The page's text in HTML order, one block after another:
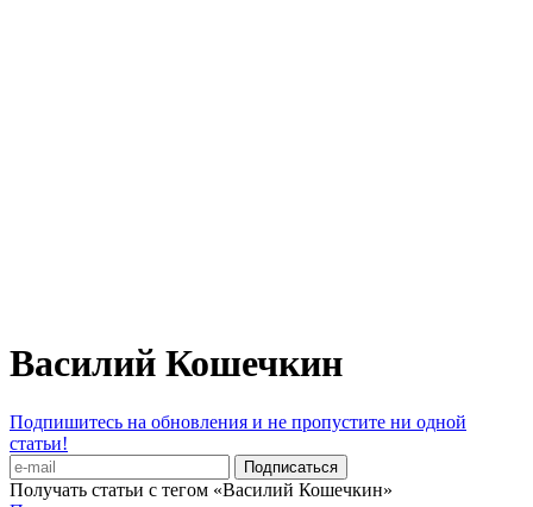
Василий Кошечкин
Подпишитесь на обновления и не пропустите ни одной
статьи!
Получать статьи с тегом «Василий Кошечкин»